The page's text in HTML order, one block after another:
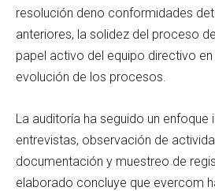
resolución deno conformidades
anteriores, la solidez del proceso
papel activo del equipo directivo
evolución de los procesos.
La auditoría ha seguido un enfoque
entrevistas, observación de
documentación y muestreo de
elaborado concluye que evercom